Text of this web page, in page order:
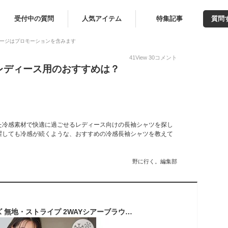
受付中の質問 人気アイテム 特集記事 質問
ジはプロモーションを含みます
41View 30コメント
ィース用のおすすめは？
感素材で快適に過ごせるレディース向けの長袖シャツを探し
ても冷感が続くような、おすすめの冷感長袖シャツを教えて
野に行く。編集部
お着軽シャツシリーズ 無地・ストライプ 2WAYシアーブラウス/接触冷感・通気性／ロペピクニック（ROPE' PICNIC）